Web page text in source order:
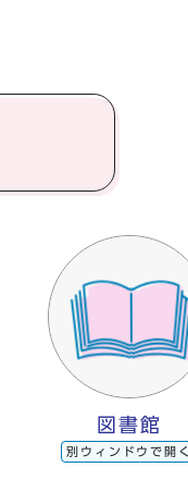
図書館
別ウィンドウで開く